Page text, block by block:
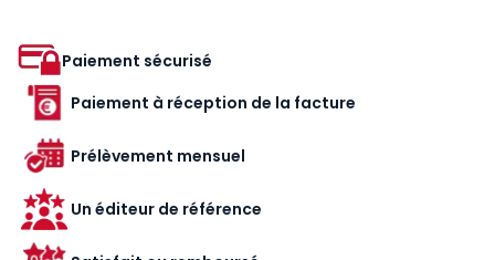
Paiement sécurisé
Paiement à réception de la facture
Prélèvement mensuel
Un éditeur de référence